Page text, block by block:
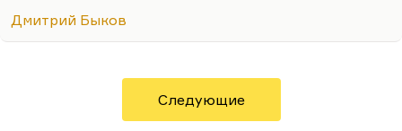
обстановке, как было в армии. Там с какой-то
на внутреннем протесте. Либо в условиях
умеренного, неприхотливого, но все-таки
комфорта. Мне, в общем, не нравится, когда меня
Дмитрий Быков
Следующие